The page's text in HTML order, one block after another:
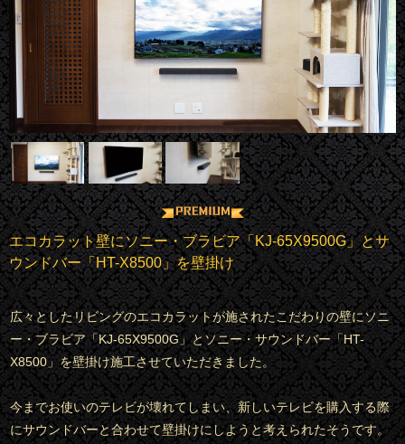
エコカラット壁にソニー・ブラビア「KJ-65X9500G」とサ
ウンドバー「HT-X8500」を壁掛け
広々としたリビングのエコカラットが施されたこだわりの壁にソニ
ー・ブラビア「KJ-65X9500G」とソニー・サウンドバー「HT-
X8500」を壁掛け施工させていただきました。
今までお使いのテレビが壊れてしまい、新しいテレビを購入する際
にサウンドバーと合わせて壁掛けにしようと考えられたそうです。